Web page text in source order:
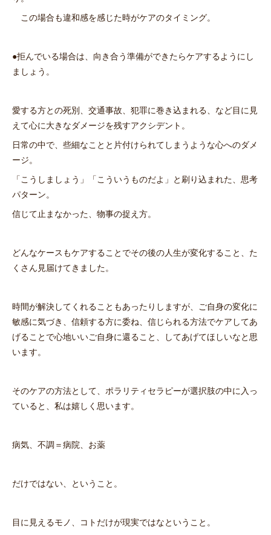
この場合も違和感を感じた時がケアのタイミング。
●拒んでいる場合は、向き合う準備ができたらケアするようにし
ましょう。
愛する方との死別、交通事故、犯罪に巻き込まれる、など目に見
えて心に大きなダメージを残すアクシデント。
日常の中で、些細なことと片付けられてしまうような心へのダメ
ージ。
「こうしましょう」「こういうものだよ」と刷り込まれた、思考
パターン。
信じて止まなかった、物事の捉え方。
どんなケースもケアすることでその後の人生が変化すること、た
くさん見届けてきました。
時間が解決してくれることもあったりしますが、ご自身の変化に
敏感に気づき、信頼する方に委ね、信じられる方法でケアしてあ
げることで心地いいご自身に還ること、してあげてほしいなと思
います。
そのケアの方法として、ポラリティセラピーが選択肢の中に入っ
ていると、私は嬉しく思います。
病気、不調＝病院、お薬
だけではない、ということ。
目に見えるモノ、コトだけが現実ではなということ。